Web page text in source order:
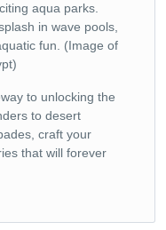
aqua parks.
in wave pools,
fun. (Image of
to unlocking the
to desert
craft your
that will forever